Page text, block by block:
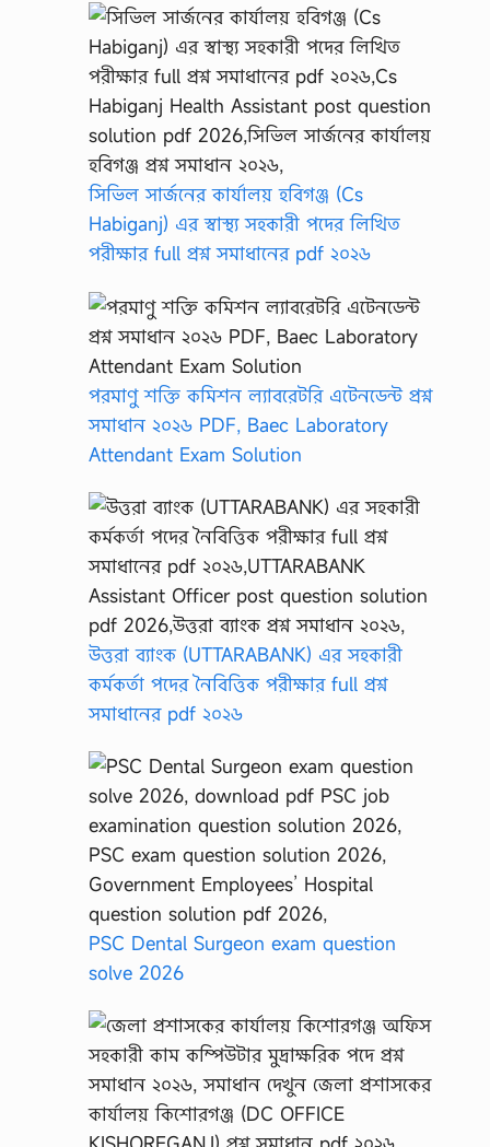
সিভিল সার্জনের কার্যালয় হবিগঞ্জ (Cs
Habiganj) এর স্বাস্থ্য সহকারী পদের লিখিত
পরীক্ষার full প্রশ্ন সমাধানের pdf ২০২৬
পরমাণু শক্তি কমিশন ল্যাবরেটরি এটেনডেন্ট প্রশ্ন
সমাধান ২০২৬ PDF, Baec Laboratory
Attendant Exam Solution
উত্তরা ব্যাংক (UTTARABANK) এর সহকারী
কর্মকর্তা পদের নৈবিত্তিক পরীক্ষার full প্রশ্ন
সমাধানের pdf ২০২৬
PSC Dental Surgeon exam question
solve 2026